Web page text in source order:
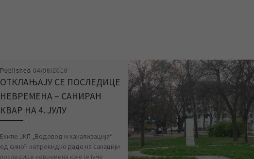
Published 04/08/2018
ОТКЛАЊАЈУ СЕ ПОСЛЕДИЦЕ
НЕВРЕМЕНА – САНИРАН
КВАР НА 4. ЈУЛУ
Екипе ЈКП „Водовод и канализација“
од синоћ непрекидно раде на санацији
последице невремена које је јуче